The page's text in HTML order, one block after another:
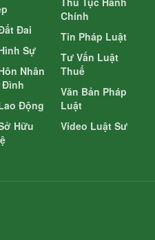
Đai
Sự
Nhân
Đình
Động
Hữu
Chính
Tin Pháp Luật
Tư Vấn Luật
Thuế
Văn Bản Pháp
Luật
Video Luật Sư